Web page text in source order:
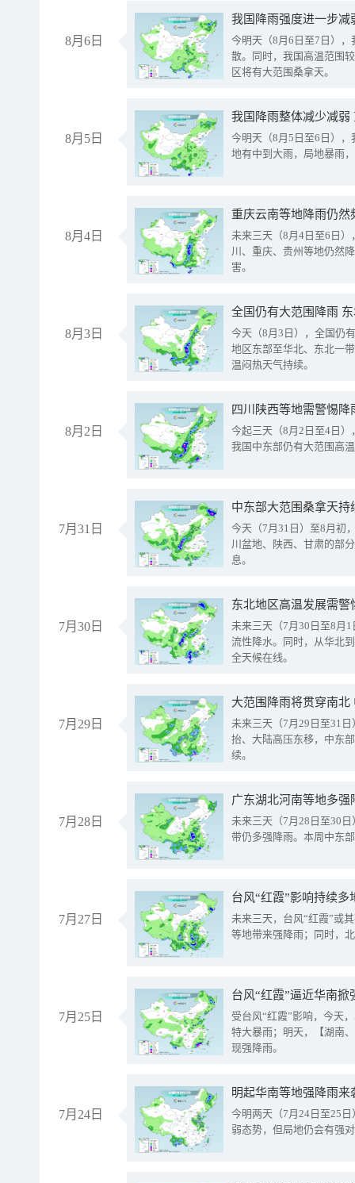
8月6日
今明天（8月6日至7日）
散。同时，我国高温范围
区将有大范围桑拿天。
8月5日
我国降雨整体减少减弱
今明天（8月5日至6日）
地有中到大雨，局地暴雨
8月4日
重庆云南等地降雨仍然
未来三天（8月4日至6日
川、重庆、贵州等地仍然
害。
8月3日
全国仍有大范围降雨
今天（8月3日），全国仍
地区东部至华北、东北一
温闷热天气持续。
8月2日
今起三天（8月2日至4日
我国中东部仍有大范围高
7月31日
中东部大范围桑拿天
今天（7月31日）至8月初
川盆地、陕西、甘肃的部
息。
7月30日
东北地区高温发展需
未来三天（7月30日至8月
流性降水。同时，从华北
全天候在线。
7月29日
大范围降雨将贯穿南
未来三天（7月29日至31
抬、大陆高压东移，中东
续。
7月28日
广东湖北河南等地多
未来三天（7月28日至30
带仍多强降雨。本周中东
7月27日
台风“红霞”影响持续
未来三天，台风“红霞”或
等地带来强降雨；同时，
7月25日
台风“红霞”逼近华南
受台风“红霞”影响，今天
特大暴雨；明天，【湖南
现强降雨。
7月24日
明起华南等地强降雨
今明两天（7月24日至25
弱态势，但局地仍会有强